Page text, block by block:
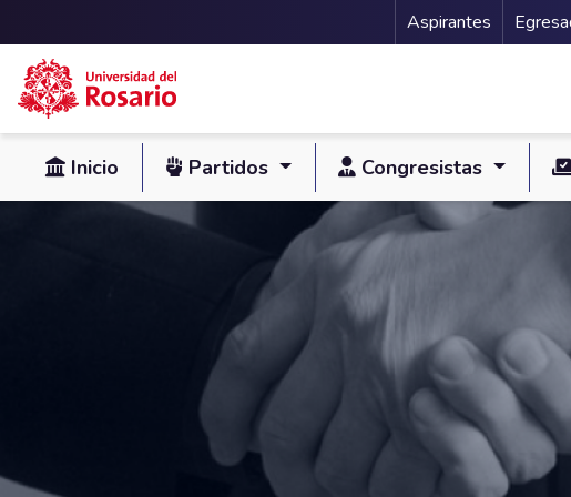
Pasar al contenido principal
Menu
Aspirantes
Inicio Partidos Congresistas